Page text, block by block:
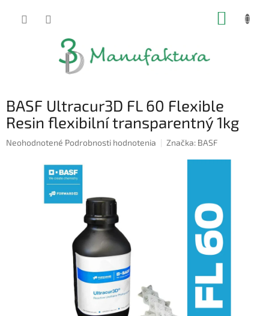
BASF Ultracur3D FL 60 Flexible
Resin flexibilní transparentný 1kg
Priemerné
Neohodnotené Podrobnosti hodnotenia Značka: BASF